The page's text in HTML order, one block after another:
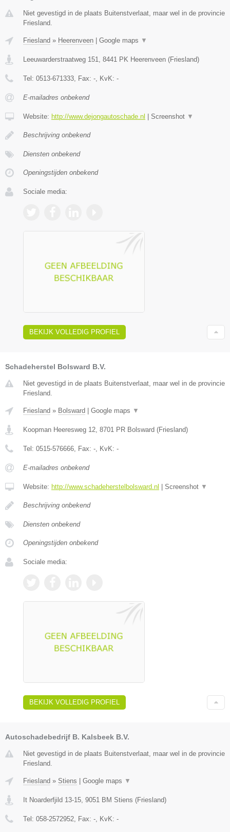
Niet gevestigd in de plaats Buitenstverlaat, maar wel in de provincie
Friesland.
Friesland » Heerenveen Google maps ▼
Leeuwarderstraatweg 151, 8441 PK Heerenveen (Friesland)
Tel: 0513-671333, Fax: -, KvK: -
E-mailadres onbekend
Website: http://www.dejongautoschade.nl Screenshot ▼
Beschrijving onbekend
Diensten onbekend
Openingstijden onbekend
Sociale media:
BEKIJK VOLLEDIG PROFIEL
Schadeherstel Bolsward B.V.
Niet gevestigd in de plaats Buitenstverlaat, maar wel in de provincie
Friesland.
Friesland » Bolsward Google maps ▼
Koopman Heeresweg 12, 8701 PR Bolsward (Friesland)
Tel: 0515-576666, Fax: -, KvK: -
E-mailadres onbekend
Website: http://www.schadeherstelbolsward.nl Screenshot ▼
Beschrijving onbekend
Diensten onbekend
Openingstijden onbekend
Sociale media:
BEKIJK VOLLEDIG PROFIEL
Autoschadebedrijf B. Kalsbeek B.V.
Niet gevestigd in de plaats Buitenstverlaat, maar wel in de provincie
Friesland.
Friesland » Stiens | Google maps ▼
It Noarderfjild 13-15 9051 BM Stiens (Friesland)
Tel: 058-2572952 , Fax: - , KvK: -